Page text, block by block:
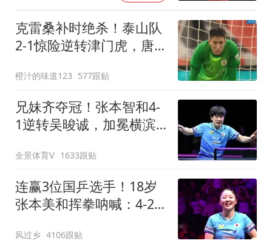
克雷桑补时绝杀！泰山队
2-1惊险逆转津门虎，唐
橙汁的味道123 577跟贴
兄妹齐夺冠！张本智和4-
1逆转吴晙诚，加冕横滨
全景体育V 1633跟贴
连赢3位国乒选手！18岁
张本美和挥拳呐喊：4-2
风过乡 4106跟贴